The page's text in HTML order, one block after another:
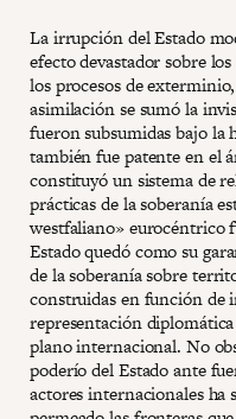
La irrupción del Estado
efecto devastador sobre
los procesos de
asimilación se sumó la
fueron subsumidas bajo la
también fue patente en el
constituyó un sistema de
prácticas de la soberanía
westfaliano» eurocéntrico
Estado quedó como su
de la soberanía sobre
construidas en función de
representación
plano internacional. No
poderío del Estado ante
actores internacionales ha